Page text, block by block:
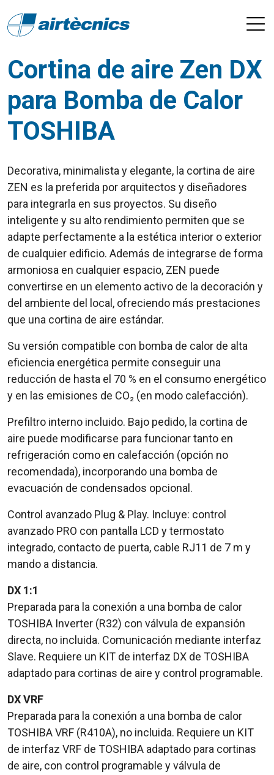
Cortina de aire Zen DX
para Bomba de Calor
TOSHIBA
Decorativa, minimalista y elegante, la cortina de aire
ZEN es la preferida por arquitectos y diseñadores
para integrarla en sus proyectos. Su diseño
inteligente y su alto rendimiento permiten que se
adapte perfectamente a la estética interior o exterior
de cualquier edificio. Además de integrarse de forma
armoniosa en cualquier espacio, ZEN puede
convertirse en un elemento activo de la decoración y
del ambiente del local, ofreciendo más prestaciones
que una cortina de aire estándar.
Su versión compatible con bomba de calor de alta
eficiencia energética permite conseguir una
reducción de hasta el 70 % en el consumo energético
y en las emisiones de CO₂ (en modo calefacción).
Prefiltro interno incluido. Bajo pedido, la cortina de
aire puede modificarse para funcionar tanto en
refrigeración como en calefacción (opción no
recomendada), incorporando una bomba de
evacuación de condensados opcional.
Control avanzado Plug & Play. Incluye: control
avanzado PRO con pantalla LCD y termostato
integrado, contacto de puerta, cable RJ11 de 7 m y
mando a distancia.
DX 1:1
Preparada para la conexión a una bomba de calor
TOSHIBA Inverter (R32) con válvula de expansión
directa, no incluida. Comunicación mediante interfaz
Slave. Requiere un KIT de interfaz DX de TOSHIBA
adaptado para cortinas de aire y control programable.
DX VRF
Preparada para la conexión a una bomba de calor
TOSHIBA VRF (R410A), no incluida. Requiere un KIT
de interfaz VRF de TOSHIBA adaptado para cortinas
de aire, con control programable y válvula de